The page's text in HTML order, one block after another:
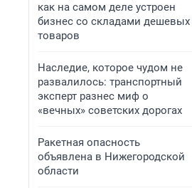
как на самом деле устроен
бизнес со складами дешевых
товаров
Наследие, которое чудом не
развалилось: транспортный
эксперт разнес миф о
«вечных» советских дорогах
Ракетная опасность
объявлена в Нижегородской
области